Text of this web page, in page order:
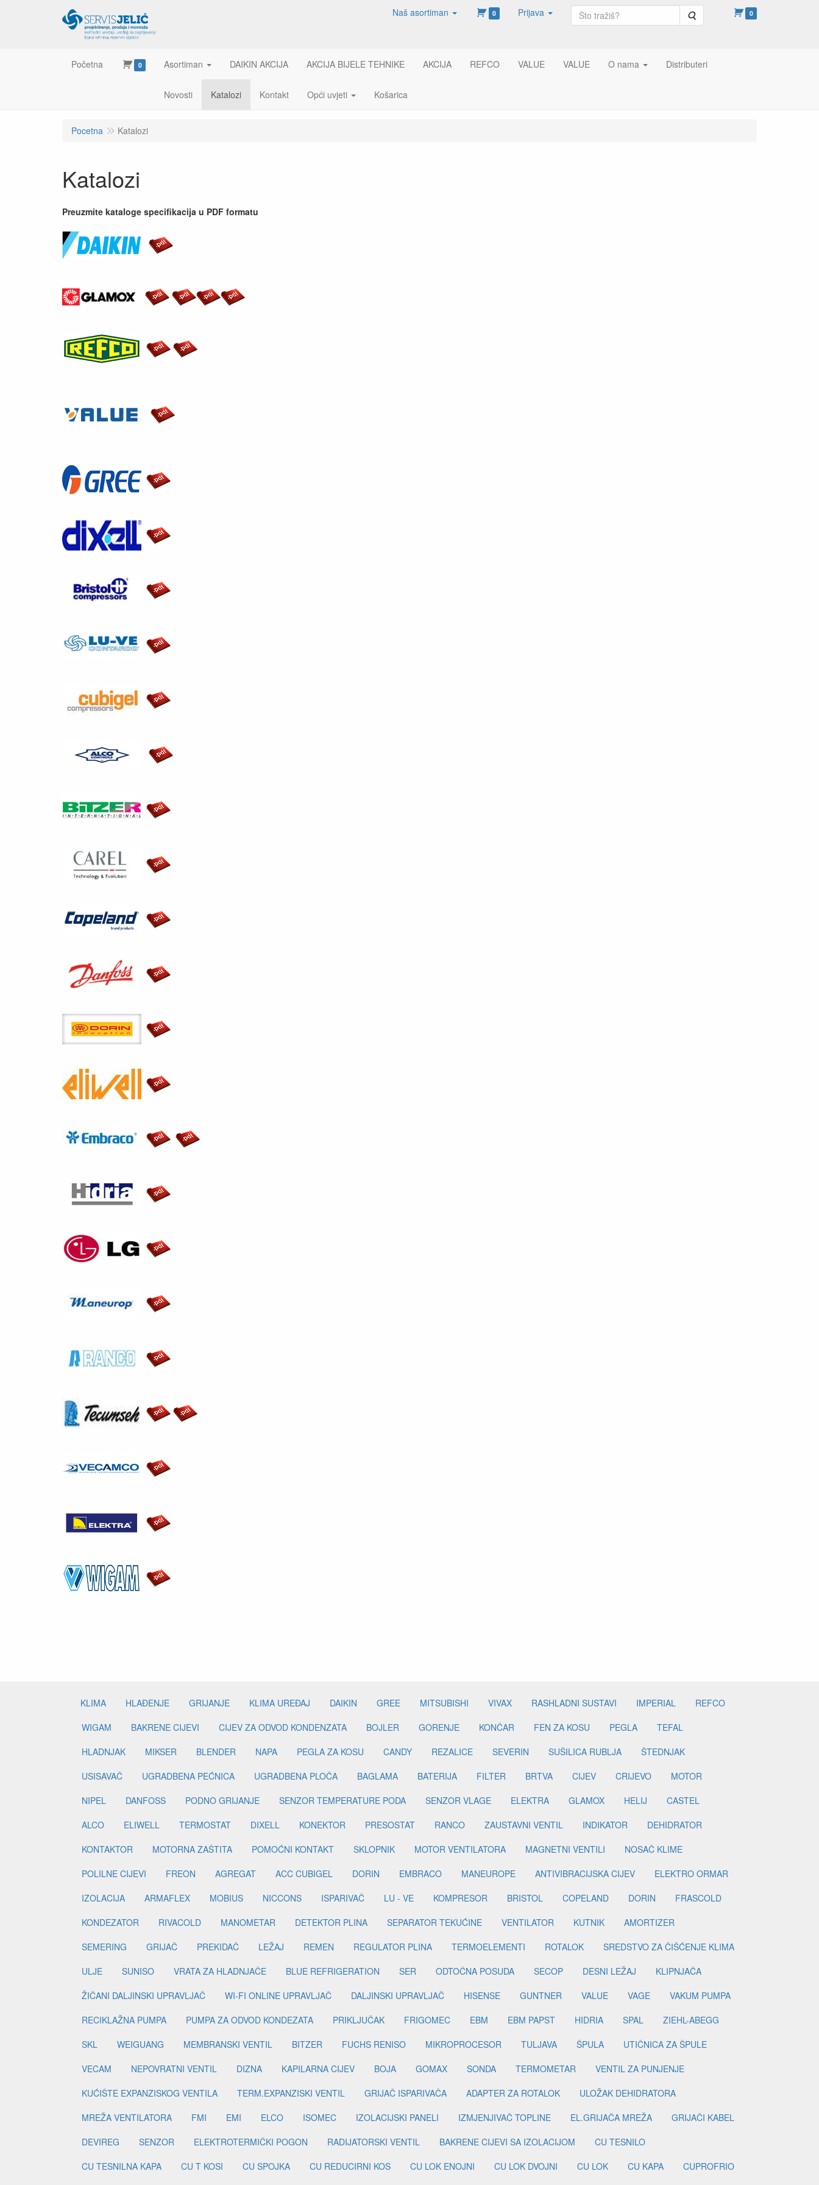
Naš asortiman 0 Prijava Pretraga 0
Početna 0 Asortiman DAIKIN AKCIJA AKCIJA BIJELE TEHNIKE AKCIJA REFCO VALUE VALUE O nama Distributeri
Novosti Katalozi Kontakt Opći uvjeti Košarica
Pocetna Katalozi
Katalozi
Preuzmite kataloge specifikacija u PDF formatu
KLIMA HLAĐENJE GRIJANJE KLIMA UREĐAJ DAIKIN GREE MITSUBISHI VIVAX RASHLADNI SUSTAVI IMPERIAL
REFCO
WIGAM
BAKRENE CIJEVI CIJEV ZA ODVOD KONDENZATA BOJLER GORENJE KONČAR FEN ZA KOSU PEGLA
TEFAL
HLADNJAK
MIKSER BLENDER NAPA PEGLA ZA KOSU CANDY REZALICE SEVERIN SUŠILICA RUBLJA
ŠTEDNJAK
USISAVAČ
UGRADBENA PEĆNICA UGRADBENA PLOČA BAGLAMA BATERIJA FILTER BRTVA CIJEV CRIJEVO
MOTOR
NIPEL
DANFOSS PODNO GRIJANJE SENZOR TEMPERATURE PODA SENZOR VLAGE ELEKTRA GLAMOX HELIJ
CASTEL
ALCO
ELIWELL TERMOSTAT DIXELL KONEKTOR PRESOSTAT RANCO ZAUSTAVNI VENTIL INDIKATOR
DEHIDRATOR
KONTAKTOR
MOTORNA ZAŠTITA POMOĆNI KONTAKT SKLOPNIK MOTOR VENTILATORA MAGNETNI VENTILI
NOSAČ KLIME
POLILNE CIJEVI
FREON AGREGAT ACC CUBIGEL DORIN EMBRACO MANEUROPE ANTIVIBRACIJSKA CIJEV
ELEKTRO ORMAR
IZOLACIJA
ARMAFLEX MOBIUS NICCONS ISPARIVAČ LU - VE KOMPRESOR BRISTOL COPELAND DORIN
FRASCOLD
KONDEZATOR
RIVACOLD MANOMETAR DETEKTOR PLINA SEPARATOR TEKUĆINE VENTILATOR KUTNIK
AMORTIZER
SEMERING
GRIJAČ PREKIDAČ LEŽAJ REMEN REGULATOR PLINA TERMOELEMENTI ROTALOK
SREDSTVO ZA ČIŠĆENJE KLIMA
ULJE
SUNISO VRATA ZA HLADNJAČE BLUE REFRIGERATION SER ODTOČNA POSUDA SECOP DESNI LEŽAJ
KLIPNJAČA
ŽIČANI DALJINSKI UPRAVLJAČ
WI-FI ONLINE UPRAVLJAČ DALJINSKI UPRAVLJAČ HISENSE GUNTNER VALUE VAGE
VAKUM PUMPA
RECIKLAŽNA PUMPA
PUMPA ZA ODVOD KONDEZATA PRIKLJUČAK FRIGOMEC EBM EBM PAPST HIDRIA SPAL
ZIEHL-ABEGG
SKL
WEIGUANG MEMBRANSKI VENTIL BITZER FUCHS RENISO MIKROPROCESOR TULJAVA ŠPULA
UTIČNICA ZA ŠPULE
VECAM
NEPOVRATNI VENTIL DIZNA KAPILARNA CIJEV BOJA GOMAX SONDA TERMOMETAR
VENTIL ZA PUNJENJE
KUĆIŠTE EXPANZISKOG VENTILA
TERM.EXPANZISKI VENTIL GRIJAČ ISPARIVAČA ADAPTER ZA ROTALOK
ULOŽAK DEHIDRATORA
MREŽA VENTILATORA
FMI EMI ELCO ISOMEC IZOLACIJSKI PANELI IZMJENJIVAČ TOPLINE EL.GRIJAČA MREŽA
GRIJAČI KABEL
DEVIREG
SENZOR ELEKTROTERMIČKI POGON RADIJATORSKI VENTIL BAKRENE CIJEVI SA IZOLACIJOM
CU TESNILO
CU TESNILNA KAPA
CU T KOSI CU SPOJKA CU REDUCIRNI KOS CU LOK ENOJNI CU LOK DVOJNI CU LOK CU KAPA
CUPROFRIO